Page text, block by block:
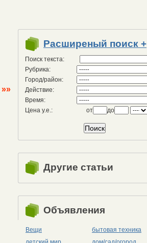
»»
Расширеный поиск +
Поиск текста:
Рубрика:
Город/район:
Действие:
Время:
Цена у.е.:
от до
Другие статьи
Объявления
Вещи
бытовая техника